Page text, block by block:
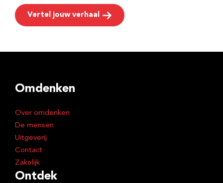
Vertel jouw verhaal
Omdenken
Over omdenken
De mensen
Uitgeverij
Contact
Zakelijk
Ontdek